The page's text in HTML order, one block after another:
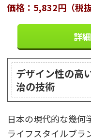
価格：5,832円（税抜
詳
デザイン性の高
治の技術
日本の現代的な幾何
ライフスタイルブラ